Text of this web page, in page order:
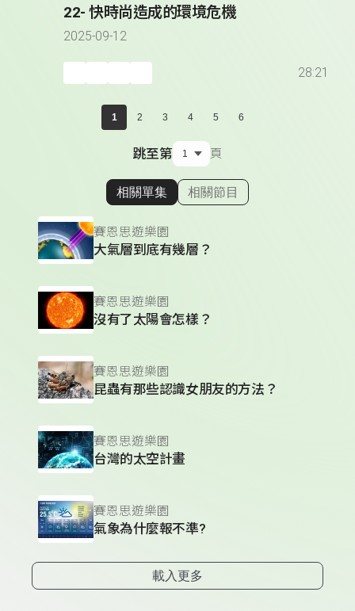
22- 快時尚造成的環境危機
2025-09-12
28:21
1 2 3 4 5 6
跳至第 頁
顯示相關單集
相關單集 相關節目
賽恩思遊樂園
大氣層到底有幾層？
賽恩思遊樂園
沒有了太陽會怎樣？
賽恩思遊樂園
昆蟲有那些認識女朋友的方法？
賽恩思遊樂園
台灣的太空計畫
賽恩思遊樂園
氣象為什麼報不準?
載入更多